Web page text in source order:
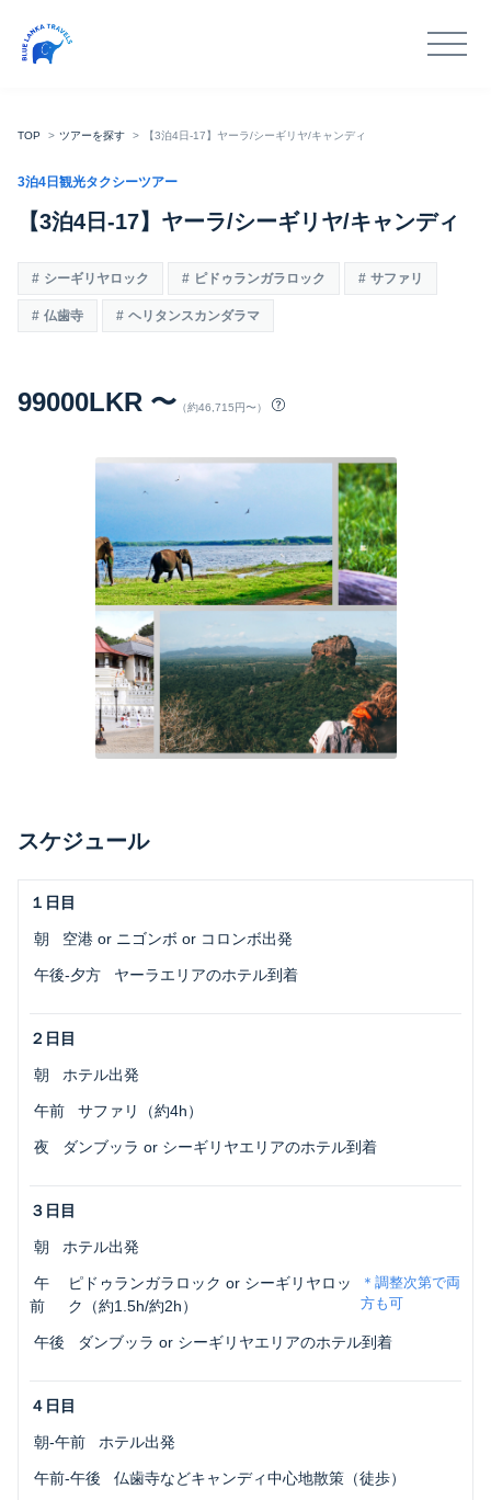
TOP ツアーを探す 【3泊4日-17】ヤーラ/シーギリヤ/キャンディ
3泊4日観光タクシーツアー
【3泊4日-17】ヤーラ/シーギリヤ/キャンディ
シーギリヤロック ピドゥランガラロック サファリ
仏歯寺 ヘリタンスカンダラマ
99000LKR 〜 （約46,715円〜）
スケジュール
１日目
朝 空港 or ニゴンボ or コロンボ出発
午後-夕方 ヤーラエリアのホテル到着
２日目
朝 ホテル出発
午前 サファリ（約4h）
夜 ダンブッラ or シーギリヤエリアのホテル到着
３日目
朝 ホテル出発
前
ピドゥランガラロック or シーギリヤロッ
ク（約1.5h/約2h）
＊調整次第で両
方も可
午後 ダンブッラ or シーギリヤエリアのホテル到着
４日目
朝-午前 ホテル出発
午前-午後 仏歯寺などキャンディ中心地散策（徒歩）